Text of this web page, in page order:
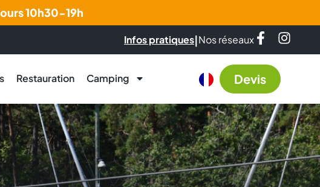
10h30-19h
Infos pratiques|Nos réseaux
Restauration Camping Devis